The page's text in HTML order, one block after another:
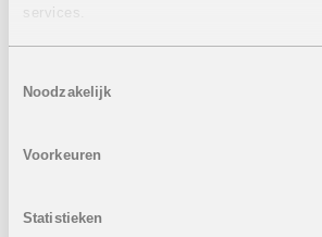
services.
Noodzakelijk
Voorkeuren
Statistieken
Privaat zwembad: 6 x 3 m
Bebouwde oppervlakte: 118 m²